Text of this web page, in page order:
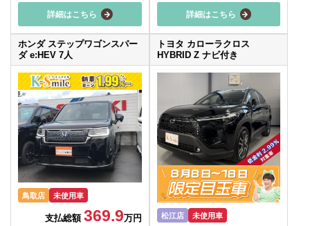
詳細はこちら 詳細はこちら
ホンダ ステップワゴンスパー
ダ e:HEV 7人
鳥取店 未使用車
支払総額 369.9万円
トヨタ カローラクロス
HYBRID Z ナビ付き
松江店 未使用車